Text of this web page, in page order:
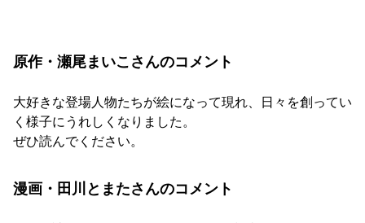
原作・瀬尾まいこさんのコメント
大好きな登場人物たちが絵になって現れ、日々を創ってい
く様子にうれしくなりました。
ぜひ読んでください。
漫画・田川とまたさんのコメント